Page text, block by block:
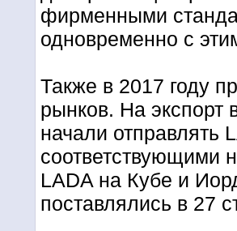
фирменными
одновременно с
Также в 2017 году
рынков. На экспорт
начали отправлять
соответствующими
LADA на Кубе и
поставлялись в 27